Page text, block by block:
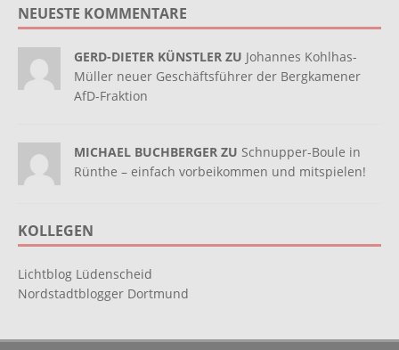
NEUESTE KOMMENTARE
GERD-DIETER KÜNSTLER ZU Johannes Kohlhas-
Müller neuer Geschäftsführer der Bergkamener
AfD-Fraktion
MICHAEL BUCHBERGER ZU Schnupper-Boule in
Rünthe – einfach vorbeikommen und mitspielen!
KOLLEGEN
Lichtblog Lüdenscheid
Nordstadtblogger Dortmund